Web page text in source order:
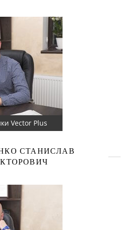
Vector Plus
СТАНИСЛАВ